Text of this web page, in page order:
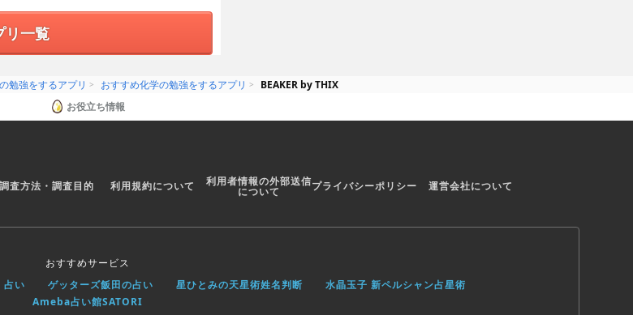
リ一覧
勉強をするアプリ おすすめ化学の勉強をするアプリ
BEAKER by THIX
お役立ち情報
調査方法・調査目的 利用規約について 利用者情報の外部送信
について プライバシーポリシー 運営会社について
おすすめサービス
い ゲッターズ飯田の占い 星ひとみの天星術姓名判断
水晶玉子 新ペルシャン占星術
Ameba占い館SATORI